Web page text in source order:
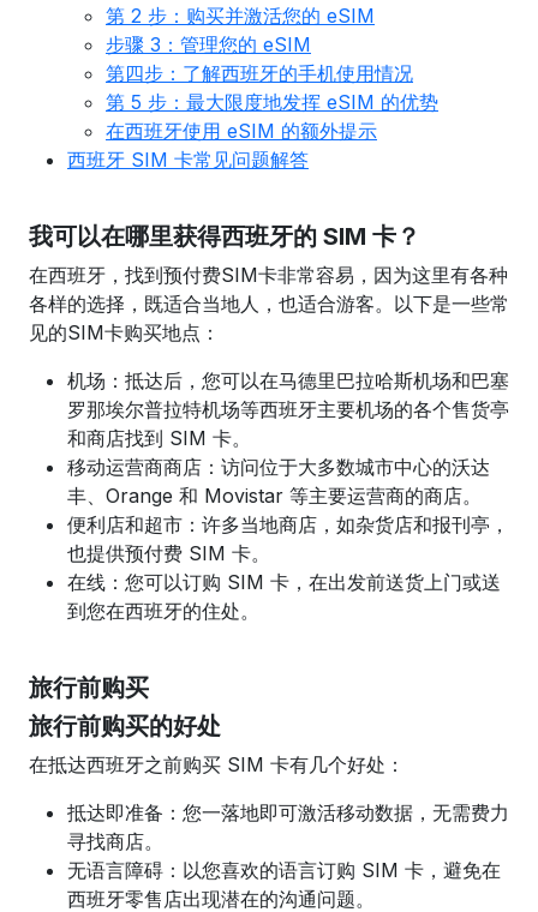
第 2 步：购买并激活您的 eSIM
步骤 3：管理您的 eSIM
第四步：了解西班牙的手机使用情况
第 5 步：最大限度地发挥 eSIM 的优势
在西班牙使用 eSIM 的额外提示
西班牙 SIM 卡常见问题解答
我可以在哪里获得西班牙的 SIM 卡？
在西班牙，找到预付费SIM卡非常容易，因为这里有各种
各样的选择，既适合当地人，也适合游客。以下是一些常
见的SIM卡购买地点：
机场：抵达后，您可以在马德里巴拉哈斯机场和巴塞
罗那埃尔普拉特机场等西班牙主要机场的各个售货亭
和商店找到 SIM 卡。
移动运营商商店：访问位于大多数城市中心的沃达
丰、Orange 和 Movistar 等主要运营商的商店。
便利店和超市：许多当地商店，如杂货店和报刊亭，
也提供预付费 SIM 卡。
在线：您可以订购 SIM 卡，在出发前送货上门或送
到您在西班牙的住处。
旅行前购买
旅行前购买的好处
在抵达西班牙之前购买 SIM 卡有几个好处：
抵达即准备：您一落地即可激活移动数据，无需费力
寻找商店。
无语言障碍：以您喜欢的语言订购 SIM 卡，避免在
西班牙零售店出现潜在的沟通问题。